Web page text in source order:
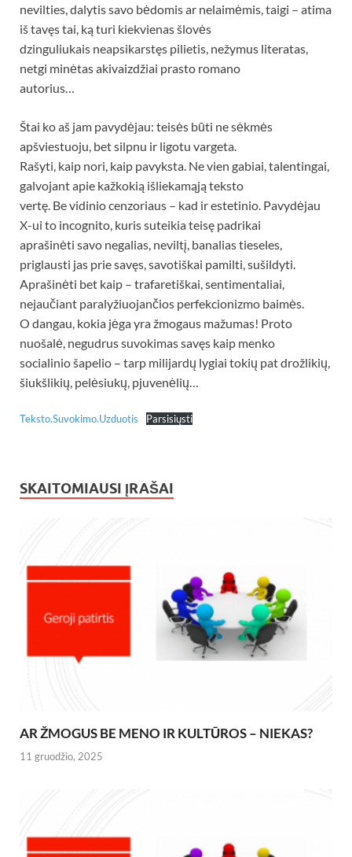
nevilties, dalytis savo bėdomis ar nelaimėmis, taigi – atima
iš tavęs tai, ką turi kiekvienas šlovės
dzinguliukais neapsikarstęs pilietis, nežymus literatas,
netgi minėtas akivaizdžiai prasto romano
autorius…
Štai ko aš jam pavydėjau: teisės būti ne sėkmės
apšviestuoju, bet silpnu ir ligotu vargeta.
Rašyti, kaip nori, kaip pavyksta. Ne vien gabiai, talentingai,
galvojant apie kažkokią išliekamąją teksto
vertę. Be vidinio cenzoriaus – kad ir estetinio. Pavydėjau
X-ui to incognito, kuris suteikia teisę padrikai
aprašinėti savo negalias, neviltį, banalias tieseles,
priglausti jas prie savęs, savotiškai pamilti, sušildyti.
Aprašinėti bet kaip – trafaretiškai, sentimentaliai,
nejaučiant paralyžiuojančios perfekcionizmo baimės.
O dangau, kokia jėga yra žmogaus mažumas! Proto
nuošalė, negudrus suvokimas savęs kaip menko
socialinio šapelio – tarp milijardų lygiai tokių pat drožlikių,
šiukšlikių, pelėsiukų, pjuvenėlių…
Teksto.Suvokimo.Uzduotis Parsisiųsti
SKAITOMIAUSI ĮRAŠAI
AR ŽMOGUS BE MENO IR KULTŪROS – NIEKAS?
11 gruodžio, 2025